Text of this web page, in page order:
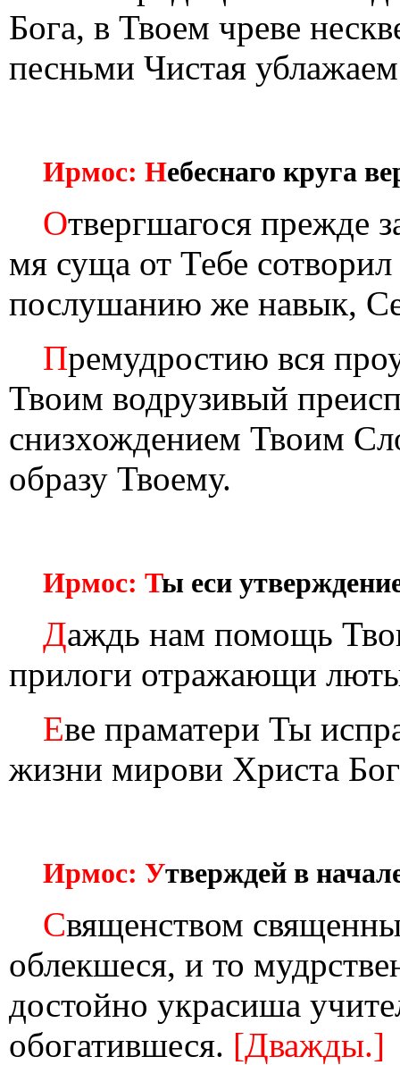
Бога, в Твоем чреве
песньми Чистая
Ирмос: Небеснаго круга
Отвергшагося прежде
мя суща от Тебе
послушанию же навык,
Премудростию вся
Твоим водрузивый
снизхождением Твоим
образу Твоему.
Ирмос: Ты еси
Даждь нам помощь
прилоги отражающи
Еве праматери Ты
жизни мирови Христа
Ирмос: Утверждей в
Священством
облекшеся, и то
достойно украсиша
обогатившеся. [Дважды.]